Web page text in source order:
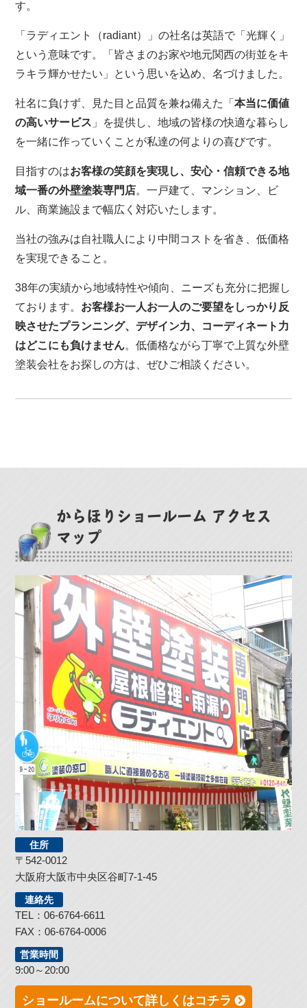
す。
「ラディエント（radiant）」の社名は英語で「光輝く」
という意味です。「皆さまのお家や地元関西の街並をキ
ラキラ輝かせたい」という思いを込め、名づけました。
社名に負けず、見た目と品質を兼ね備えた「本当に価値
の高いサービス 」を提供し、地域の皆様の快適な暮らし
を一緒に作っていくことが私達の何よりの喜びです。
目指すのはお客様の笑顔を実現し、安心・信頼できる地
域一番の外壁塗装専門店。一戸建て、マンション、ビ
ル、商業施設まで幅広く対応いたします。
当社の強みは自社職人により中間コストを省き、低価格
を実現できること。
38年の実績から地域特性や傾向、ニーズも充分に把握し
ております。 お客様お一人お一人のご要望をしっかり反
映させたプランニング、デザイン力、コーディネート力
はどこにも負けません。低価格ながら丁寧で上質な外壁
塗装会社をお探しの方は、ぜひご相談ください。
からほりショールーム アクセス
マップ
住所
〒542-0012
大阪府大阪市中央区谷町7-1-45
連絡先
TEL：06-6764-6611
FAX：06-6764-0006
営業時間
9:00～20:00
ショールームについて詳しくはコチラ